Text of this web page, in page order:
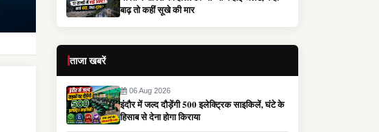
बाढ़ तो कहीं सूखे की मार
ताजा खबरें
06 Aug 2026
इंदौर में जल्द दौड़ेंगी 500 इलेक्ट्रिक साइकिलें, घंटे के
हिसाब से देना होगा किराया